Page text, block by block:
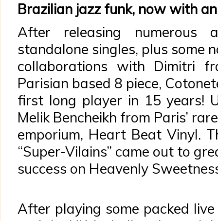
Brazilian jazz funk, now with
After releasing numerous
standalone singles, plus some
collaborations with Dimitri
Parisian based 8 piece,
first long player in 15 years!
Melik Bencheikh from Paris’
emporium, Heart Beat Vinyl.
“Super-Vilains” came out to
success on Heavenly
After playing some packed